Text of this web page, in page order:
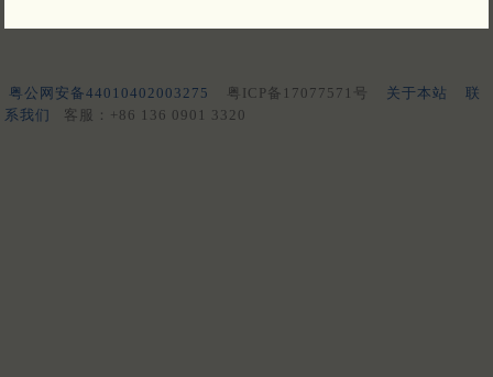
粤公网安备44010402003275 粤ICP备17077571号 关于本站
联
系我们
客服：+86 136 0901 3320